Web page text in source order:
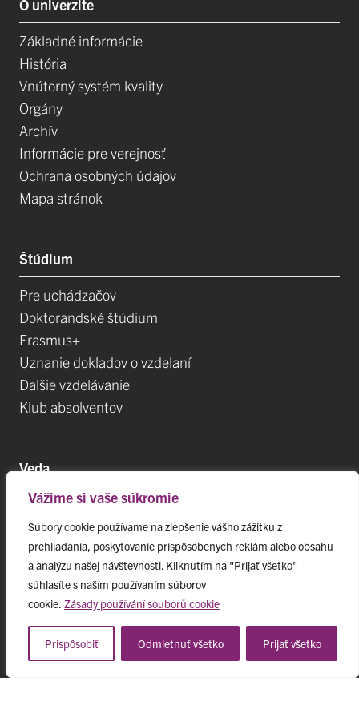
Vážime si vaše súkromie
Súbory cookie používame na zlepšenie vášho zážitku z
prehliadania, poskytovanie prispôsobených reklám alebo obsahu
a analýzu našej návštevnosti. Kliknutím na "Prijať všetko"
súhlasíte s naším používaním súborov
cookie. Zásady používání souborů cookie
Prispôsobiť Odmietnuť všetko Prijať všetko
O univerzite
Základné informácie
História
Vnútorný systém kvality
Orgány
Archív
Informácie pre verejnosť
Ochrana osobných údajov
Mapa stránok
Štúdium
Pre uchádzačov
Doktorandské štúdium
Erasmus+
Uznanie dokladov o vzdelaní
Dalšie vzdelávanie
Klub absolventov
Veda
Postdoktorandské pozíce
Projekty
Špičkové tímy
TIP-UPJŠ
Vedecké parky
Evidencia publikačnej činnosti
Habilitačné a vymenúvacie konania